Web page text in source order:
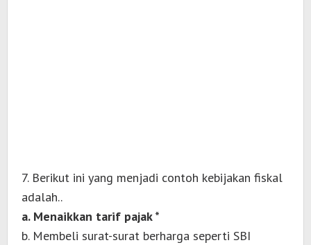
7. Berikut ini yang menjadi contoh kebijakan fiskal
adalah..
a. Menaikkan tarif pajak *
b. Membeli surat-surat berharga seperti SBI